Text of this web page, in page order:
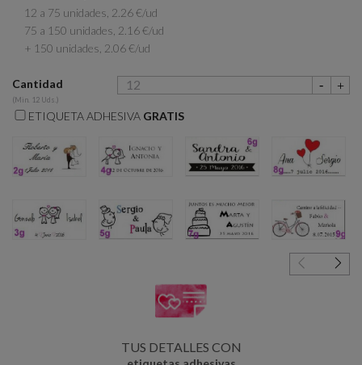
12 a 75 unidades, 2.26 €/ud
75 a 150 unidades, 2.16 €/ud
+ 150 unidades, 2.06 €/ud
Cantidad
(Min. 12 Uds.)
ETIQUETA ADHESIVA GRATIS
TUS DETALLES CON